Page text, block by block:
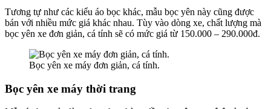
Tương tự như các kiểu áo bọc khác, mẫu bọc yên này cũng được
bán với nhiều mức giá khác nhau. Tùy vào dòng xe, chất lượng mà
bọc yên xe đơn giản, cá tính sẽ có mức giá từ 150.000 – 290.000đ.
Bọc yên xe máy đơn giản, cá tính.
Bọc yên xe máy thời trang